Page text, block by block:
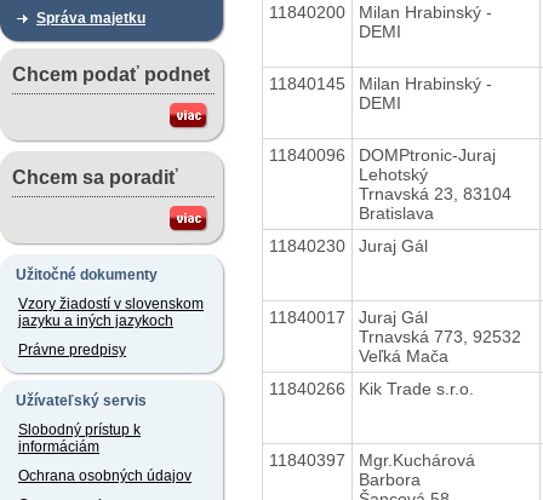
Správa majetku
Chcem podať podnet
Chcem sa poradiť
Užitočné dokumenty
Vzory žiadostí v slovenskom
jazyku a iných jazykoch
Právne predpisy
Užívateľský servis
Slobodný prístup k
informáciám
Ochrana osobných údajov
11840200
Milan Hrabinský -
DEMI
11840145
Milan Hrabinský -
DEMI
11840096
DOMPtronic-Juraj
Lehotský
Trnavská 23, 83104
Bratislava
11840230
Juraj Gál
11840017
Juraj Gál
Trnavská 773, 92532
Veľká Mača
11840266
Kik Trade s.r.o.
11840397
Mgr.Kuchárová
Barbora